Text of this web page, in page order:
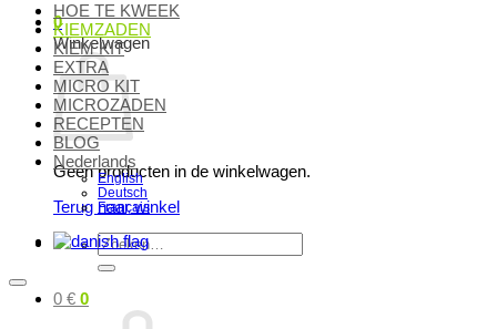
0
Winkelwagen
Geen producten in de winkelwagen.
Terug naar winkel
Zoeken
naar:
0 € 0
HOE TE KWEEK
KIEMZADEN
KIEM KIT
EXTRA
MICRO KIT
MICROZADEN
RECEPTEN
BLOG
Nederlands
English
Deutsch
Français